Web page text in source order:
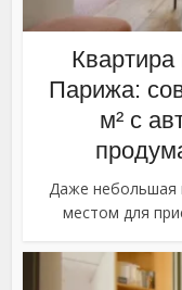
Парижа:
м² с
Даже небольшая
местом для